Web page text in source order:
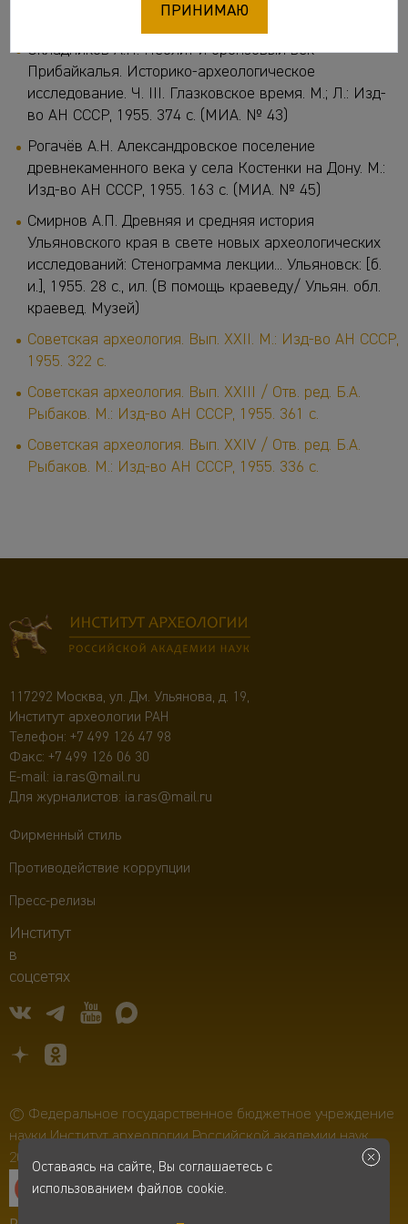
археологии древнерусских городов. Т. IV. МИА. № 49)
Окладников А.П. Неолит и бронзовый век
Прибайкалья. Историко-археологическое
исследование. Ч. III. Глазковское время. М.; Л.: Изд-
во АН СССР, 1955. 374 c. (МИА. № 43)
Рогачёв А.Н. Александровское поселение
древнекаменного века у села Костенки на Дону. М.:
Изд-во АН СССР, 1955. 163 с. (МИА. № 45)
Смирнов А.П. Древняя и средняя история
Ульяновского края в свете новых археологических
исследований: Стенограмма лекции... Ульяновск: [б.
и.], 1955. 28 с., ил. (В помощь краеведу/ Ульян. обл.
краевед. Музей)
Советская археология. Вып. XXII. М.: Изд-во АН СССР,
1955. 322 с.
Советская археология. Вып. XXIII / Отв. ред. Б.А.
Рыбаков. М.: Изд-во АН СССР, 1955. 361 с.
Советская археология. Вып. XXIV / Отв. ред. Б.А.
Рыбаков. М.: Изд-во АН СССР, 1955. 336 с.
117292 Москва, ул. Дм. Ульянова, д. 19,
Институт археологии РАН
Телефон: +7 499 126 47 98
Факс: +7 499 126 06 30
E-mail: ia.ras@mail.ru
Для журналистов: ia.ras@mail.ru
Фирменный стиль
Противодействие коррупции
Пресс-релизы
Институт
в
соцсетях
© Федеральное государственное бюджетное учреждение
науки Институт археологии Российской академии наук,
2006–2026
ПРИНИМАЮ
Оставаясь на сайте, Вы соглашаетесь с
использованием файлов cookie.